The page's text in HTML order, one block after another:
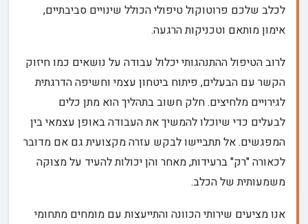
לכלב שלכם פרוטוקול טיפולי הכולל שינויים סביבתיים,
אימון מותאם וטכניקות הרגעה.
לרוב הטיפול ההתנהגותי יכלול עבודה על נושאים כמו חיזוק
הקשר עם הבעלים, פיתוח ביטחון עצמי וחשיפה הדרגתית
לגירויים מלחיצים. חלק חשוב בתהליך הוא מתן כלים
לבעלים כדי שיוכלו להמשיך את העבודה באופן עצמאי בין
המפגשים. אל תתביישו לבקש עזרה מקצועית גם אם מדובר
לכאורה "רק" ברעידות, מאחר והן יכולות להעיד על מצוקה
משמעותית של הכלב.
אנו מציעים שירותי הכוונה והתייעצות עם מומחים מתחומי